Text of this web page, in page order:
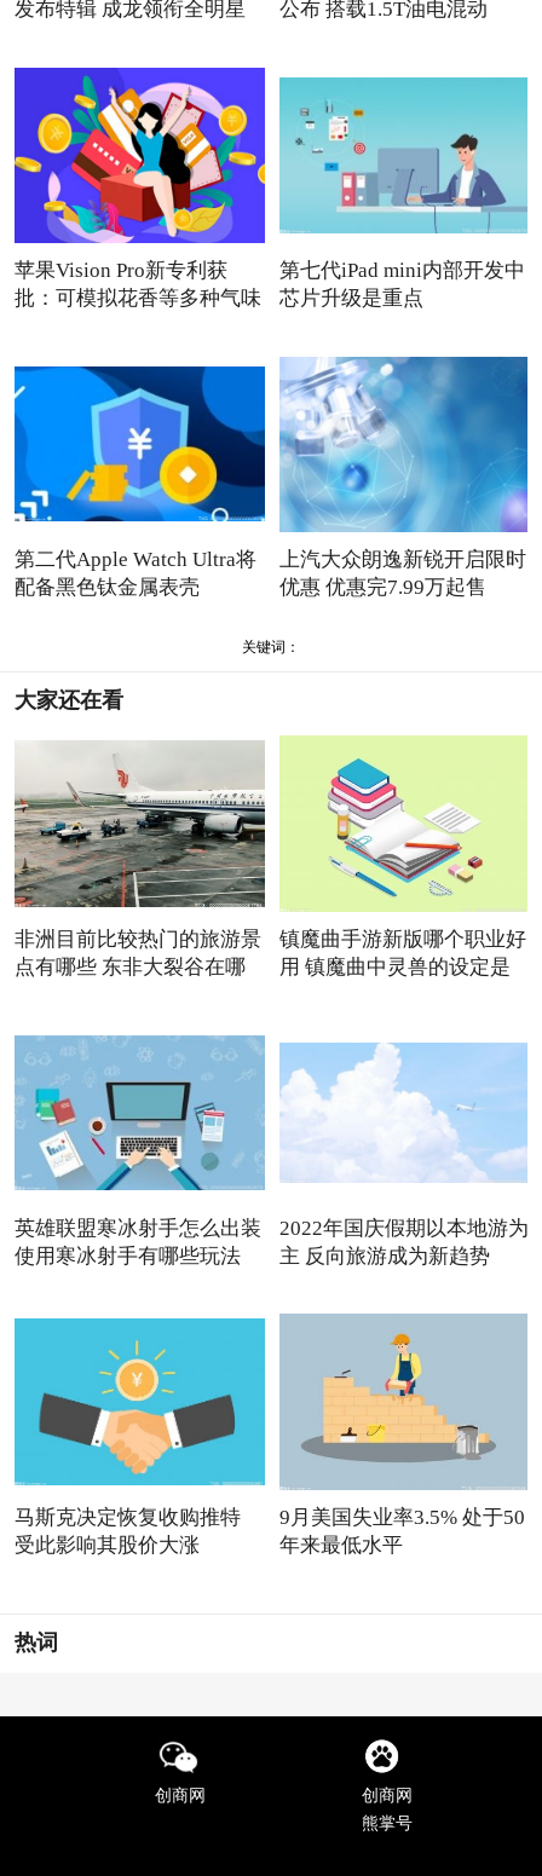
发布特辑 成龙领衔全明星
公布 搭载1.5T油电混动
苹果Vision Pro新专利获
批：可模拟花香等多种气味
第七代iPad mini内部开发中
芯片升级是重点
第二代Apple Watch Ultra将
配备黑色钛金属表壳
上汽大众朗逸新锐开启限时
优惠 优惠完7.99万起售
关键词：
大家还在看
非洲目前比较热门的旅游景
点有哪些 东非大裂谷在哪
镇魔曲手游新版哪个职业好
用 镇魔曲中灵兽的设定是
英雄联盟寒冰射手怎么出装
使用寒冰射手有哪些玩法
2022年国庆假期以本地游为
主 反向旅游成为新趋势
马斯克决定恢复收购推特
受此影响其股价大涨
9月美国失业率3.5% 处于50
年来最低水平
热词
创商网
创商网
熊掌号